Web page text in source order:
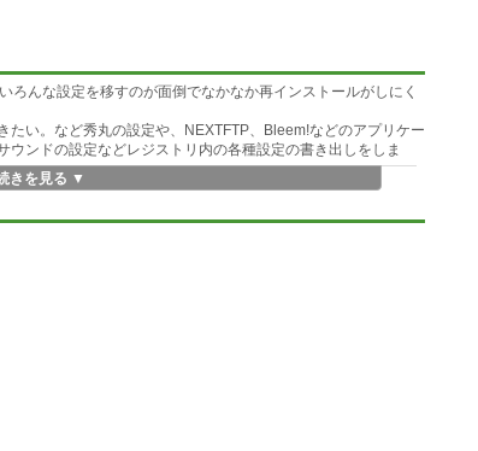
んな設定を移すのが面倒でなかなか再インストールがしにく
たい。など秀丸の設定や、NEXTFTP、Bleem!などのアプリケー
ンドの設定などレジストリ内の各種設定の書き出しをしま
い場合、またよくレジストリをいじるのでバックアップして
きを見る ▼